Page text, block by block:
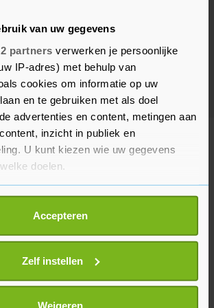
van uw gegevens
partners verwerken je persoonlijke
IP-adres) met behulp van
cookies om informatie op uw
en te gebruiken met als doel
advertenties en content, metingen aan
inzicht in publiek en
U kunt kiezen wie uw gegevens
doelen.
willen we ook graag:
verzamelen over uw geografische
een paar meter nauwkeurig kan zijn
specifieke eigenschappen (fingerprinting)
uw persoonlijke gegevens worden
uw voorkeuren in het
Accepteren
Zelf instellen
Weigeren